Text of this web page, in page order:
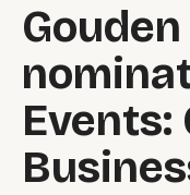
Events: